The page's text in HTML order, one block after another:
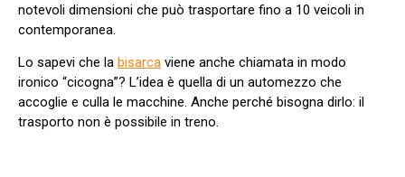
notevoli dimensioni che può trasportare fino a 10 veicoli in
contemporanea.
Lo sapevi che la bisarca viene anche chiamata in modo
ironico “cicogna”? L’idea è quella di un automezzo che
accoglie e culla le macchine. Anche perché bisogna dirlo: il
trasporto non è possibile in treno.